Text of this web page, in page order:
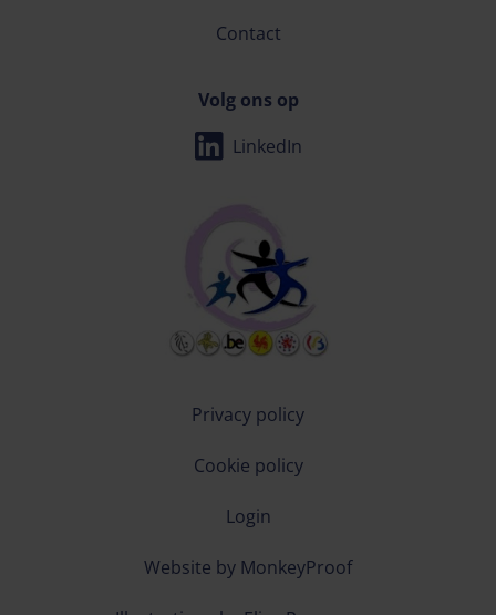
LinkedIn
Volg ons op
Contact
Privacy policy
Cookie policy
Login
Website by MonkeyProof